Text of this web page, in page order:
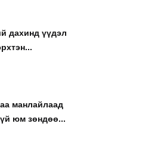
дахинд үүдэл
манлайлаад
юм зөндөө...